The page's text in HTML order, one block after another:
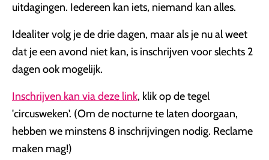
uitdagingen. Iedereen kan iets, niemand kan alles.
Idealiter volg je de drie dagen, maar als je nu al weet
dat je een avond niet kan, is inschrijven voor slechts 2
dagen ook mogelijk.
Inschrijven kan via deze link, klik op de tegel
'circusweken'. (Om de nocturne te laten doorgaan,
hebben we minstens 8 inschrijvingen nodig. Reclame
maken mag!)